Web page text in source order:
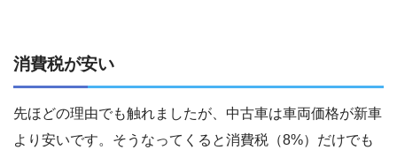
消費税が安い
先ほどの理由でも触れましたが、中古車は車両価格が新車
より安いです。そうなってくると消費税（8%）だけでも